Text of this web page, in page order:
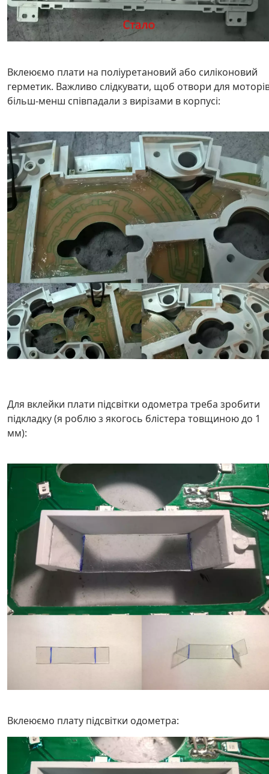
Вклеюємо плати на поліуретановий або силіконовий
герметик. Важливо слідкувати, щоб отвори для
більш-менш співпадали з вирізами в корпусі:
Для вклейки плати підсвітки одометра треба зробити
підкладку (я роблю з якогось блістера товщиною до 1
мм):
Вклеюємо плату підсвітки одометра: